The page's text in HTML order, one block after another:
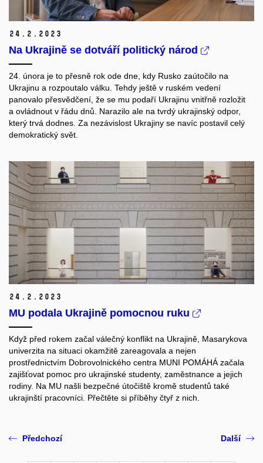
24. 2. 2023
Na Ukrajině se dotváří politický národ
24. února je to přesně rok ode dne, kdy Rusko zaútočilo na
Ukrajinu a rozpoutalo válku. Tehdy ještě v ruském vedení
panovalo přesvědčení, že se mu podaří Ukrajinu vnitřně rozložit
a ovládnout v řádu dnů. Narazilo ale na tvrdý ukrajinský odpor,
který trvá dodnes. Za nezávislost Ukrajiny se navíc postavil celý
demokratický svět.
24. 2. 2023
MU podala Ukrajině pomocnou ruku
Když před rokem začal válečný konflikt na Ukrajině, Masarykova
univerzita na situaci okamžitě zareagovala a nejen
prostřednictvím Dobrovolnického centra MUNI POMÁHÁ začala
zajišťovat pomoc pro ukrajinské studenty, zaměstnance a jejich
rodiny. Na MU našli bezpečné útočiště kromě studentů také
ukrajinští pracovníci. Přečtěte si příběhy čtyř z nich.
Předchozí Další